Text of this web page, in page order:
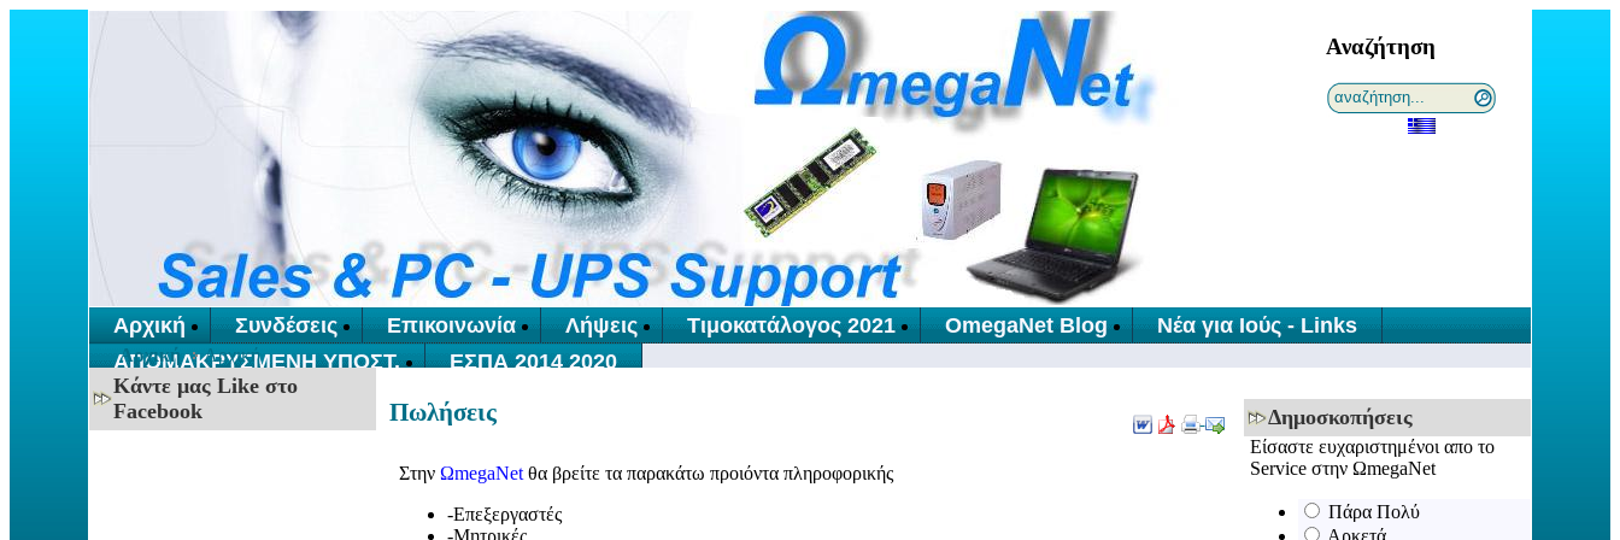
Αναζήτηση
Αρχική Συνδέσεις Επικοινωνία Λήψεις Τιμοκατάλογος 2021 OmegaNet Blog
Νέα για Ιούς - Links
ΑΠΟΜΑΚΡΥΣΜΕΝΗ ΥΠΟΣΤ.
ΕΣΠΑ 2014 2020
Αρχική Αρχική
Πωλήσεις
Στην ΩmegaNet θα βρείτε τα παρακάτω προιόντα πληροφορικής
-Επεξεργαστές
Κάντε μας Like στο
Facebook
Δημοσκοπήσεις
Είσαστε ευχαριστημένοι απο τo
Service στην ΩmegaNet
Πάρα Πολύ
Αρκετά